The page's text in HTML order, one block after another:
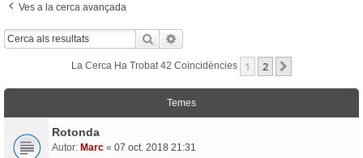
Ves a la cerca avançada
Cerca
La Cerca Ha Trobat 42 Coincidències 1 2
Temes
Rotonda
Autor: Marc « 07 oct. 2018 21:31